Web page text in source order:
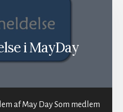
i MayDay
af May Day Som medlem